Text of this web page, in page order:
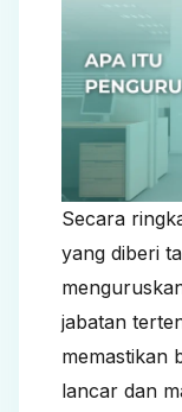
Secara
yang diberi
jabatan
memastikan
lancar dan